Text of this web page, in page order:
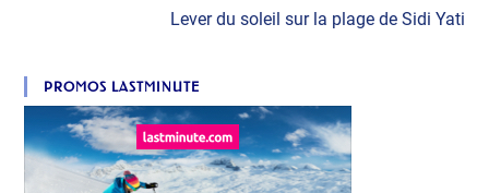
Lever du soleil sur la plage de Sidi Yati
PROMOS LASTMINUTE